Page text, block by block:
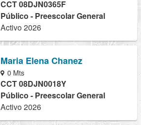
CCT 08DJN0365F
Público - Preescolar General
Activo 2026
Maria Elena Chanez
0 Mts
CCT 08DJN0018Y
Público - Preescolar General
Activo 2026